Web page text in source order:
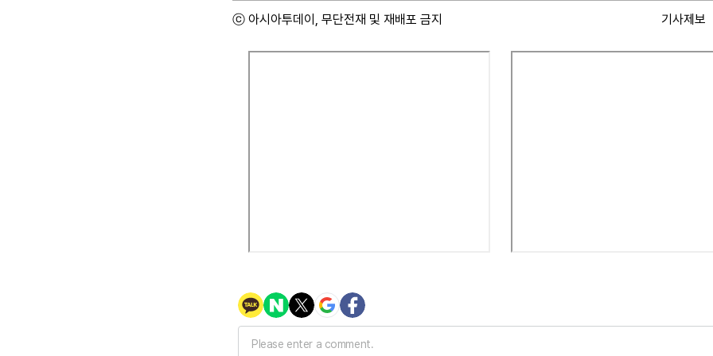
ⓒ 아시아투데이, 무단전재 및 재배포 금지 기사제보